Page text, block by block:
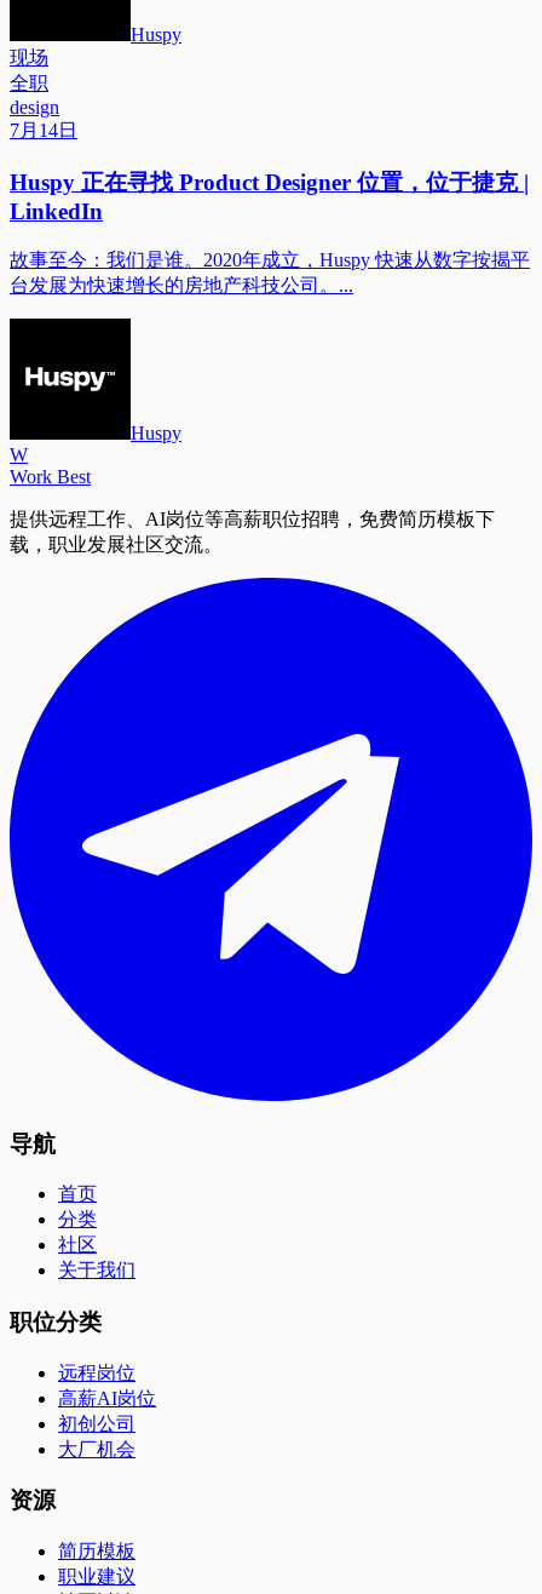
Huspy
现场
全职
design
7月14日
Huspy 正在寻找 Product Designer 位置，位于捷克 |
LinkedIn
故事至今：我们是谁。2020年成立，Huspy 快速从数字按揭平
台发展为快速增长的房地产科技公司。...
Huspy
W
Work Best
提供远程工作、AI岗位等高薪职位招聘，免费简历模板下
载，职业发展社区交流。
导航
首页
分类
社区
关于我们
职位分类
远程岗位
高薪AI岗位
初创公司
大厂机会
资源
简历模板
职业建议